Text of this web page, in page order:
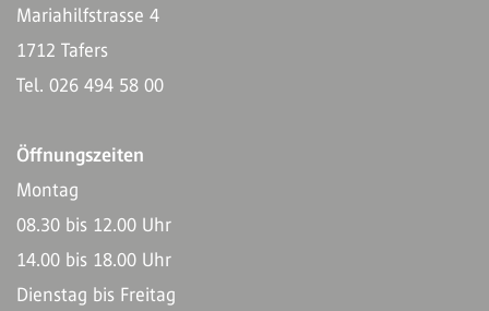
Mariahilfstrasse 4
1712 Tafers
Tel. 026 494 58 00
Öffnungszeiten
Montag
08.30 bis 12.00 Uhr
14.00 bis 18.00 Uhr
Dienstag bis Freitag